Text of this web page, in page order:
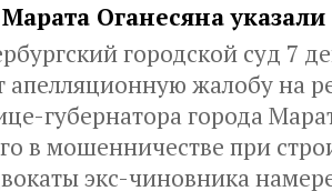
Оганесяна
городской суд 7
апелляционную жалобу на
губернатора города
в мошенничестве при
экс-чиновника